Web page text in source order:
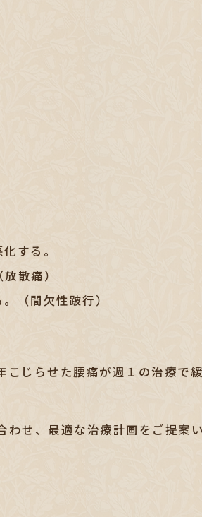
する。
散痛）
（間欠性跛行）
じらせた腰痛が週１の治療で緩
せ、最適な治療計画をご提案い